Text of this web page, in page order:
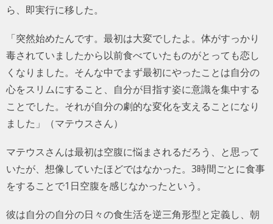
ら、即実行に移した。
「突然始めたんです。最初は大変でしたよ。体がすっかり
毒されていましたから以前食べていたものがとっても恋し
くなりました。そんな中でまず最初にやったことは自分の
心をスリムにすること、自分が目指す姿に意識を集中する
ことでした。それが自分の劇的な変化を支えることになり
ました」（マテウスさん）
マテウスさんは最初は空腹に悩まされるだろう、と思って
いたが、想像していたほどではなかった。3時間ごとに食事
をすることで1日空腹を感じなかったという。
彼は自分の自分の日々の食生活を逆三角形型と定義し、朝